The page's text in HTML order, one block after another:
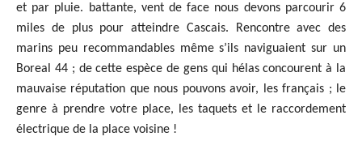
et par pluie. battante, vent de face nous devons parcourir 6
miles de plus pour atteindre Cascais. Rencontre avec des
marins peu recommandables même s’ils naviguaient sur un
Boreal 44 ; de cette espèce de gens qui hélas concourent à la
mauvaise réputation que nous pouvons avoir, les français ; le
genre à prendre votre place, les taquets et le raccordement
électrique de la place voisine !